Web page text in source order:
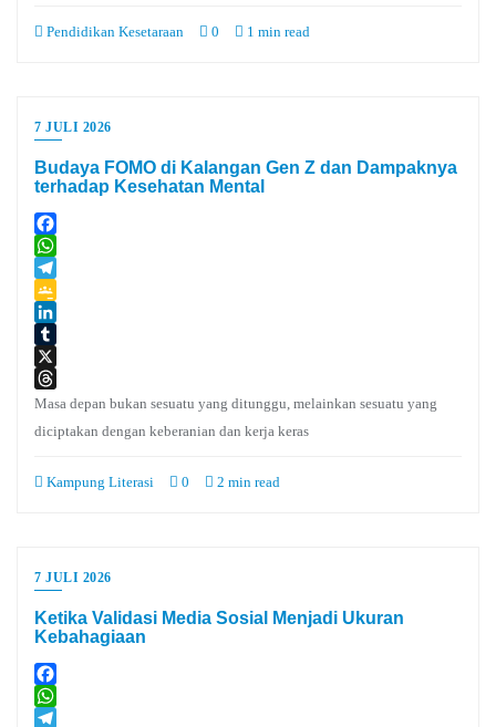
Pendidikan Kesetaraan 0 1 min read
7 JULI 2026
Budaya FOMO di Kalangan Gen Z dan Dampaknya
terhadap Kesehatan Mental
Facebook
WhatsApp
Telegram
Google
Classroom
LinkedIn
Tumblr
X
Threads
Masa depan bukan sesuatu yang ditunggu, melainkan sesuatu yang
diciptakan dengan keberanian dan kerja keras
Kampung Literasi 0 2 min read
7 JULI 2026
Ketika Validasi Media Sosial Menjadi Ukuran
Kebahagiaan
Facebook
WhatsApp